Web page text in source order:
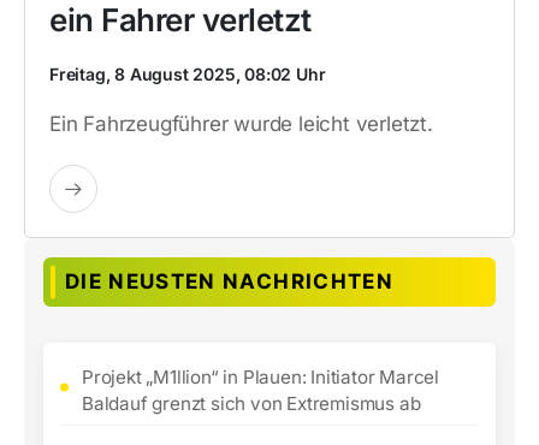
ein Fahrer verletzt
Freitag, 8 August 2025, 08:02 Uhr
Ein Fahrzeugführer wurde leicht verletzt.
DIE NEUSTEN NACHRICHTEN
Projekt „M1llion“ in Plauen: Initiator Marcel
Baldauf grenzt sich von Extremismus ab